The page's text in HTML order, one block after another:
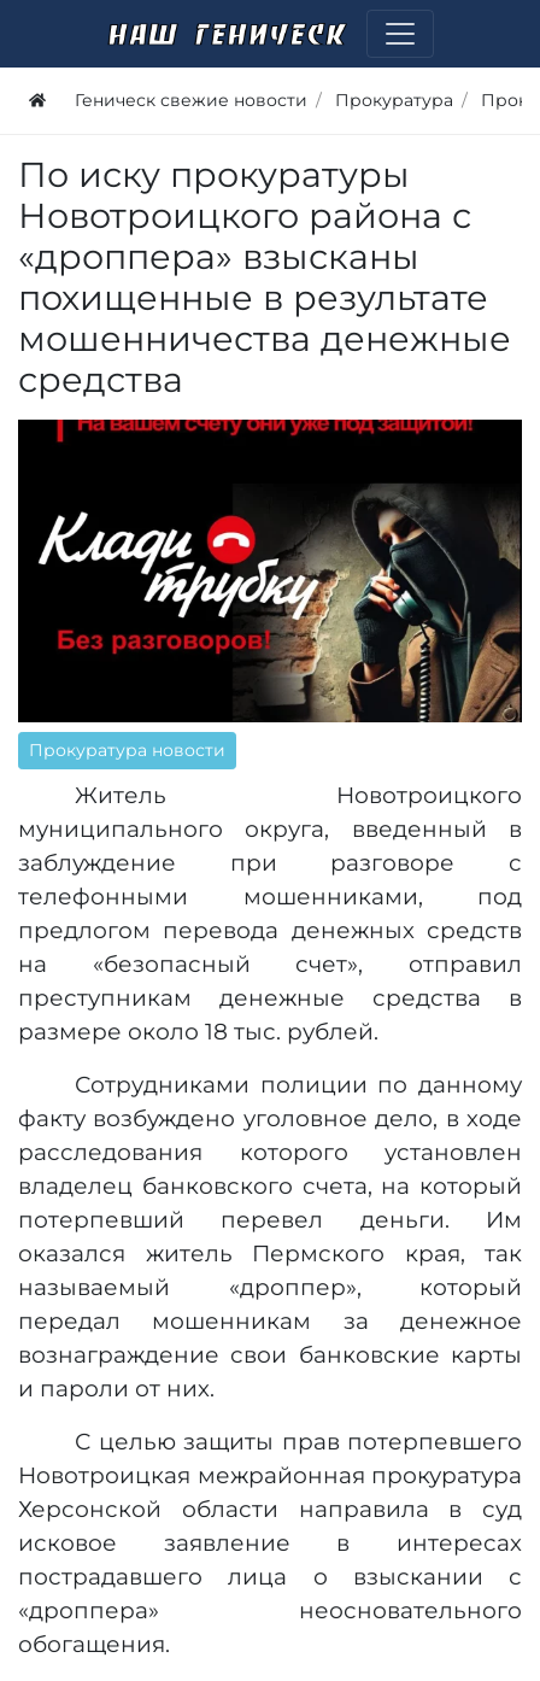
Геническ свежие новости Прокуратура
По иску прокуратуры
Новотроицкого района с
«дроппера» взысканы
похищенные в результате
мошенничества денежные
средства
Прокуратура новости
Житель Новотроицкого
муниципального округа, введенный в
заблуждение при разговоре с
телефонными мошенниками, под
предлогом перевода денежных средств
на «безопасный счет», отправил
преступникам денежные средства в
размере около 18 тыс. рублей.
Сотрудниками полиции по данному
факту возбуждено уголовное дело, в ходе
расследования которого установлен
владелец банковского счета, на который
потерпевший перевел деньги. Им
оказался житель Пермского края, так
называемый «дроппер», который
передал мошенникам за денежное
вознаграждение свои банковские карты
и пароли от них.
С целью защиты прав потерпевшего
Новотроицкая межрайонная прокуратура
Херсонской области направила в суд
исковое заявление в интересах
пострадавшего лица о взыскании с
«дроппера» неосновательного
обогащения.